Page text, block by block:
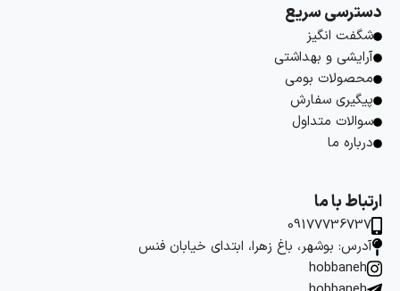
دسترسی سریع
شگفت انگیز
آرایشی و بهداشتی
محصولات بومی
پیگیری سفارش
سوالات متداول
درباره ما
ارتباط با ما
09177736737
آدرس: بوشهر، باغ زهرا، ابتدای خیابان فنس
hobbaneh